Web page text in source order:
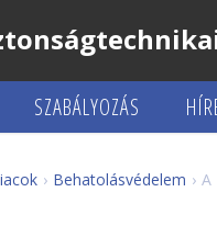
SZABÁLYOZÁS
Behatolásvédelem A